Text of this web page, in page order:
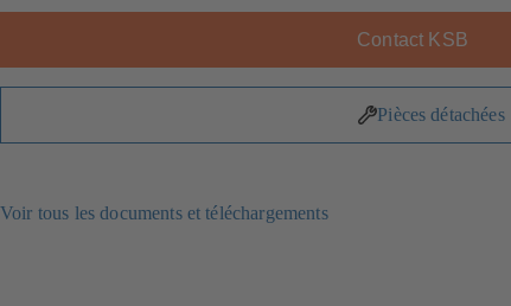
Contact KSB
Pièces détachées
Voir tous les documents et téléchargements